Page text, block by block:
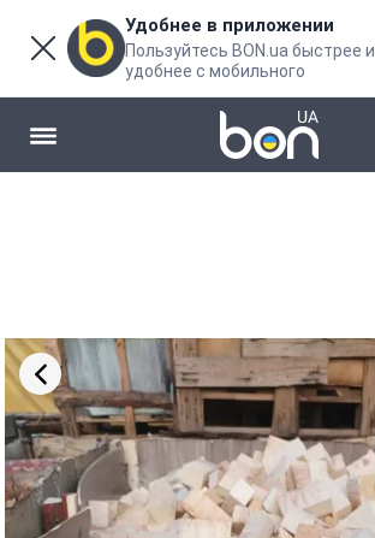
Удобнее в приложении
Пользуйтесь BON.ua быстрее и
удобнее с мобильного